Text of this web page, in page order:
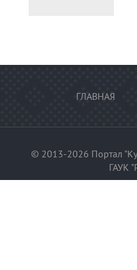
ГЛАВНАЯ
© 2013-2026 Портал
ГАУК